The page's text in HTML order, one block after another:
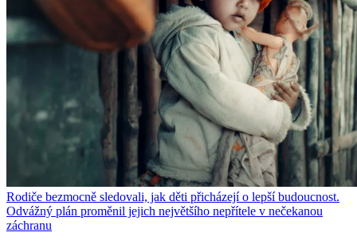
Rodiče bezmocně sledovali, jak děti přicházejí o lepší budoucnost.
Odvážný plán proměnil jejich největšího nepřítele v nečekanou
záchranu